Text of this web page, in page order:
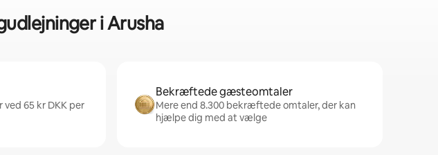
i Arusha
ved 65 kr DKK per
Bekræftede gæsteomtaler
Mere end 8.300 bekræftede omtaler, der kan
hjælpe dig med at vælge